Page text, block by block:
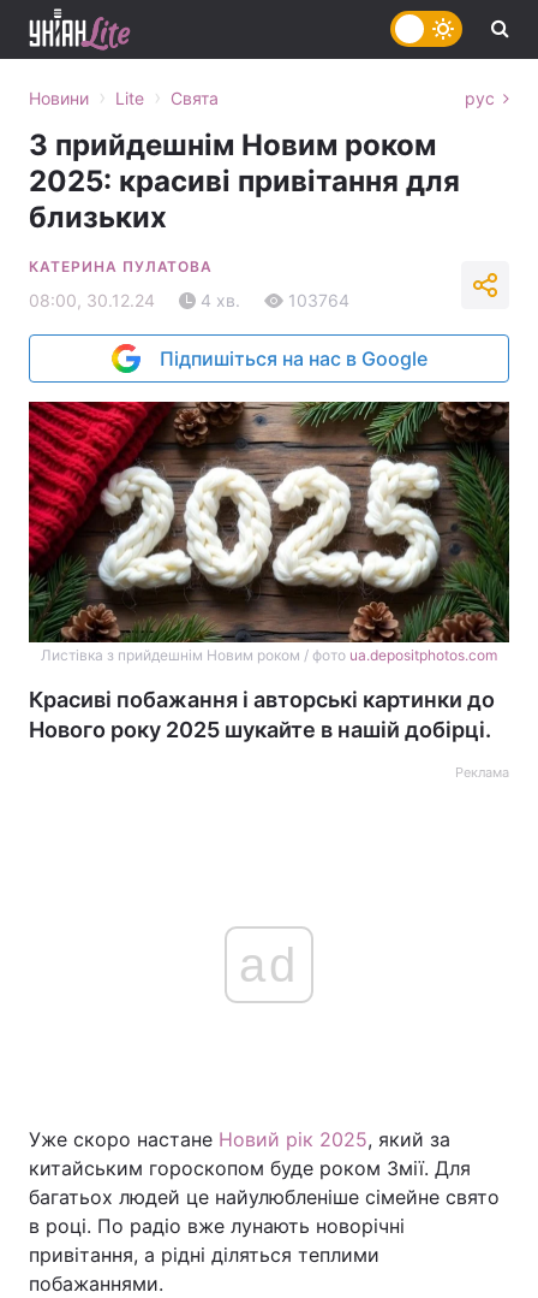
Головна Війна
Україна Політика
Економіка
Новини › Lite › Свята рус
З прийдешнім Новим роком
2025: красиві привітання для
близьких
КАТЕРИНА ПУЛАТОВА
08:00, 30.12.24 4 хв. 103764
Підпишіться на нас в Google
Листівка з прийдешнім Новим роком / фото ua.depositphotos.com
Красиві побажання і авторські картинки до
Нового року 2025 шукайте в нашій добірці.
Реклама
ad
Уже скоро настане Новий рік 2025, який за
китайським гороскопом буде роком Змії. Для
багатьох людей це найулюбленіше сімейне свято
в році. По радіо вже лунають новорічні
привітання, а рідні діляться теплими
побажаннями.